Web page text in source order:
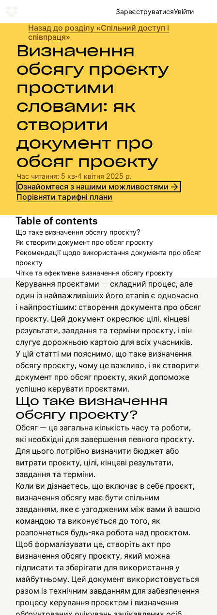
ЗареєструватисяУвійти
Назад до розділу «Спільний доступ і
співпраця»
Визначення
обсягу проєкту
простими
словами: як
створити
документ про
обсяг проєкту
Час читання: 5 хв•4 квітня 2025 р.
Ознайомтеся з нашими можливостями
Порівняти тарифні плани
Table of contents
Що таке визначення обсягу проєкту?
Як створити документ про обсяг проєкту
Рекомендації щодо використання документа про обсяг
проєкту
Чітке та ефективне визначення обсягу проєкту
Керування проєктами — складний процес, але
один із найважливіших його етапів є одночасно
і найпростішим: створення документа про обсяг
проєкту. Цей документ окреслює цілі, кінцеві
результати, завдання та терміни проєкту, і він
слугує дорожньою картою для всіх учасників.
У цій статті ми пояснимо, що таке визначення
обсягу проєкту, чому це важливо, і як створити
документ про обсяг проєкту, який допоможе
успішно керувати проєктами.
Що таке визначення
обсягу проєкту?
Обсяг — це загальна кількість часу та роботи,
які необхідні для завершення певного проєкту.
Для цього потрібно визначити бюджет або
витрати проєкту, цілі, кінцеві результати,
завдання та терміни.
Коли ви дізнаєтесь, що включає в себе проєкт,
визначення обсягу має бути спільним
завданням, яке є узгодженим між вами й вашою
командою та виконується до того, як
розпочнеться будь-яка робота над проєктом.
Щоб формалізувати це, створіть акт про
визначення обсягу проєкту, який можна
підписати та зберігати для використання у
майбутньому. Цей документ використовується
разом із технічним завданням для забезпечення
процесу керування проєктом і визначення